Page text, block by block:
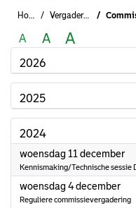
Home Vergaderingen
A A A
2026
2025
2024
woensdag 11 december
Kennismaking/Technische sessie
woensdag 4 december
Reguliere commissievergadering